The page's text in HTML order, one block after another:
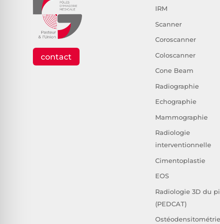
contact
IRM
Scanner
Coroscanner
Coloscanner
Cone Beam
Radiographie
Echographie
Mammographie
Radiologie
interventionnelle
Cimentoplastie
EOS
Radiologie 3D du
(PEDCAT)
Ostéodensitométrie